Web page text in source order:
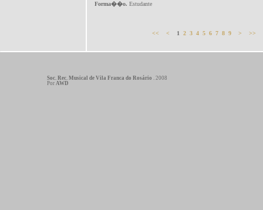
Forma��o. Estudante
<< < 1 2 3 4 5 6 7 8 9 > >>
Soc. Rec. Musical de Vila Franca do Rosário . 2008
Por AWD